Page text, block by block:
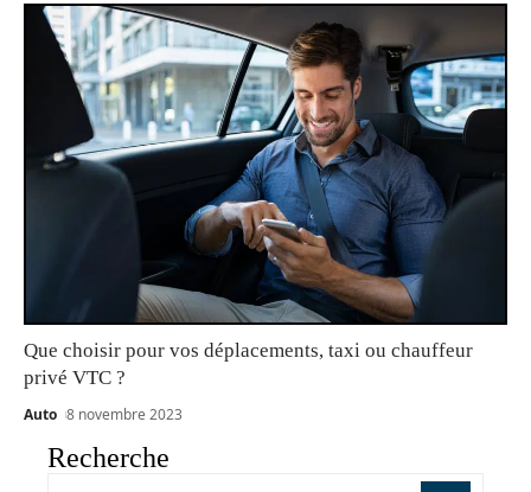
Que choisir pour vos déplacements, taxi ou chauffeur
privé VTC ?
Auto 8 novembre 2023
Recherche